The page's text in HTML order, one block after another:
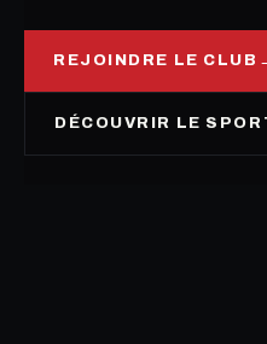
REJOINDRE LE CLUB
DÉCOUVRIR LE